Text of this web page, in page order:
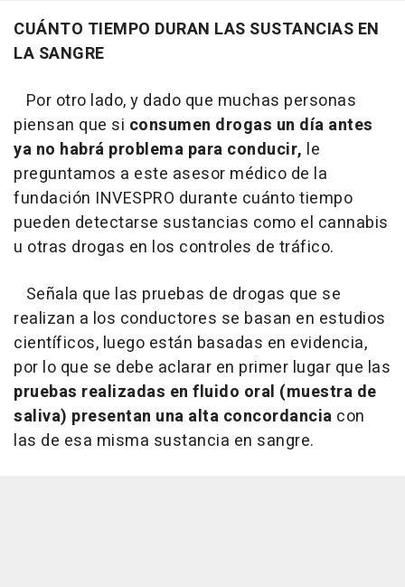
CUÁNTO TIEMPO DURAN LAS SUSTANCIAS EN
LA SANGRE
Por otro lado, y dado que muchas personas
piensan que si consumen drogas un día antes
ya no habrá problema para conducir, le
preguntamos a este asesor médico de la
fundación INVESPRO durante cuánto tiempo
pueden detectarse sustancias como el cannabis
u otras drogas en los controles de tráfico.
Señala que las pruebas de drogas que se
realizan a los conductores se basan en estudios
científicos, luego están basadas en evidencia,
por lo que se debe aclarar en primer lugar que las
pruebas realizadas en fluido oral (muestra de
saliva) presentan una alta concordancia con
las de esa misma sustancia en sangre.